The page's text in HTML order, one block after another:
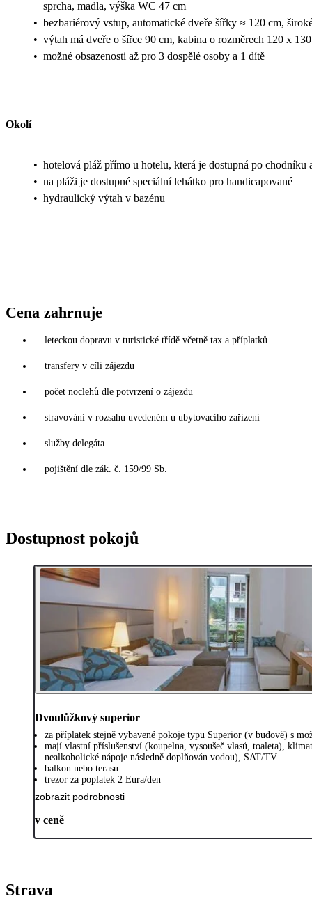
sprcha, madla, výška WC 47 cm
• bezbariérový vstup, automatické dveře šířky ≈ 120 cm,
• výtah má dveře o šířce 90 cm, kabina o rozměrech 120 x
• možné obsazenosti až pro 3 dospělé osoby a 1 dítě
Okolí
• hotelová pláž přímo u hotelu, která je dostupná po chodníku
• na pláži je dostupné speciální lehátko pro handicapované
• hydraulický výtah v bazénu
Cena zahrnuje
leteckou dopravu v turistické třídě včetně tax a příplatků
transfery v cíli zájezdu
počet noclehů dle potvrzení o zájezdu
stravování v rozsahu uvedeném u ubytovacího zařízení
služby delegáta
pojištění dle zák. č. 159/99 Sb.
Dostupnost pokojů
Dvoulůžkový superior
za příplatek stejně vybavené pokoje typu Superior (v budově) s
mají vlastní příslušenství (koupelna, vysoušeč vlasů, toaleta),
nealkoholické nápoje následně doplňován vodou), SAT/TV
balkon nebo terasu
trezor za poplatek 2 Eura/den
zobrazit podrobnosti
v ceně
Strava